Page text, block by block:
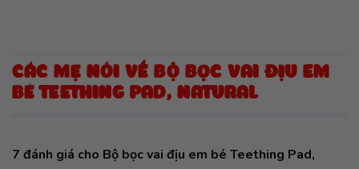
CÁC MẸ NÓI VỀ BỘ BỌC VAI ĐỊU EM
BÉ TEETHING PAD, NATURAL
7 đánh giá cho Bộ bọc vai địu em bé Teething Pad,